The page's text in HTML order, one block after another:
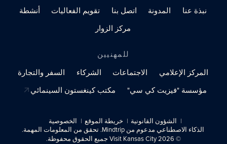
نبذة عنا
المدونة اتصل بنا تقويم الفعاليات
أنشطة
مركز الزوار
للمهنيين
المركز الإعلامي
الاجتماعات الشركاء
السفر والتجارة
مؤسسة "فيزيت كي سي"
مكتب كينغستون السينمائي
الشؤون القانونية خريطة الموقع
الخصوصية
الذكاء الاصطناعي مدعوم من Mindtrip. تحقق من المعلومات المهمة.
© 2026 Visit Kansas City جميع الحقوق محفوظة.